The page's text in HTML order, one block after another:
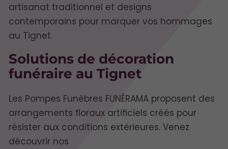
artisanat traditionnel et designs
contemporains pour marquer vos hommages
au Tignet.
Solutions de décoration
funéraire au Tignet
Les Pompes Funèbres FUNÉRAMA proposent des
arrangements floraux artificiels créés pour
résister aux conditions extérieures. Venez
découvrir nos